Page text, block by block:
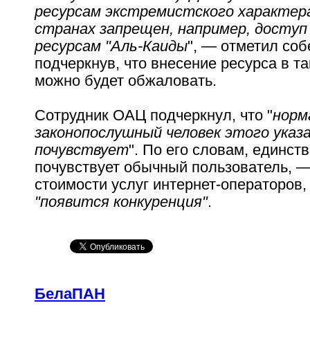
ресурсам экстремистского
странах запрещен, например,
ресурсам "Аль-Каиды", — отметил
подчеркнув, что внесение ресурса в
можно будет обжаловать.
Сотрудник ОАЦ подчеркнул, что "
законопослушный человек этого
почувствует". По его словам,
почувствует обычный пользователь,
стоимости услуг интернет-
"появится конкуренция".
БелаПАН